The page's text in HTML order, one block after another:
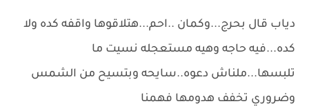
دياب قال بحرج...وكمان ..احم...هتلاقوها واقفه كده ولا
كده...فيه حاجه وهيه مستعجله نسيت ما
تلبسها...ملناش دعوه..سايحه وبتسيح من الشمس
وضروري تخفف هدومها فهمنا